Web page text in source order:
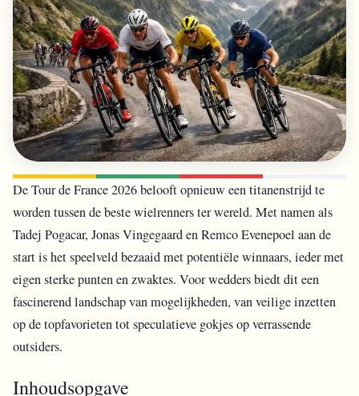
De Tour de France 2026 belooft opnieuw een titanenstrijd te
worden tussen de beste wielrenners ter wereld. Met namen als
Tadej Pogacar, Jonas Vingegaard en Remco Evenepoel aan de
start is het speelveld bezaaid met potentiële winnaars, ieder met
eigen sterke punten en zwaktes. Voor wedders biedt dit een
fascinerend landschap van mogelijkheden, van veilige inzetten
op de topfavorieten tot speculatieve gokjes op verrassende
outsiders.
Inhoudsopgave